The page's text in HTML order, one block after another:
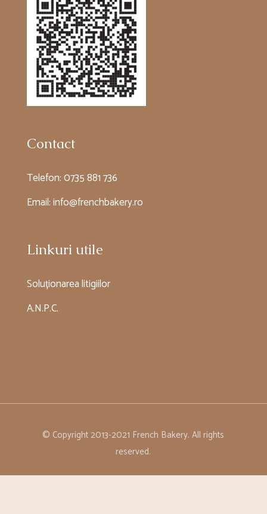
Contact
Telefon:0735 881 736
Email:info@frenchbakery.ro
Linkuri utile
Soluționarea litigiilor
A.N.P.C.
© Copyright 2013-2021 French Bakery. All rights
reserved.